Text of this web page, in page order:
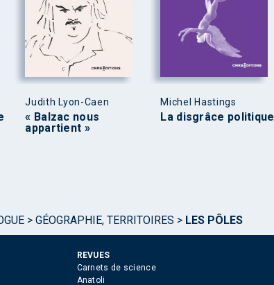
Judith Lyon-Caen
« Balzac nous
appartient »
Michel Hastings
La disgrâce politique
> GÉOGRAPHIE, TERRITOIRES > LES PÔLES
REVUES
Carnets de science
Anatoli